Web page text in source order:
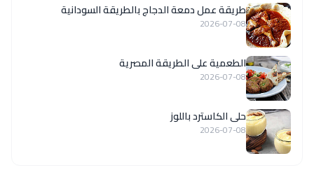
طريقة عمل دمعة الدجاج بالطريقة السودانية
2026-07-08
الطعمية على الطريقة المصرية
2026-07-08
حلى الكاسترد باللوز
2026-07-08